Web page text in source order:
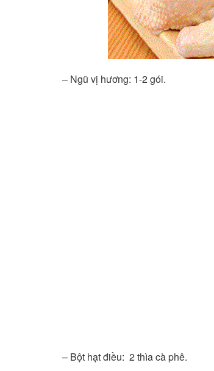
– Ngũ vị hương: 1-2 gói.
– Bột hạt điều: 2 thìa cà phê.